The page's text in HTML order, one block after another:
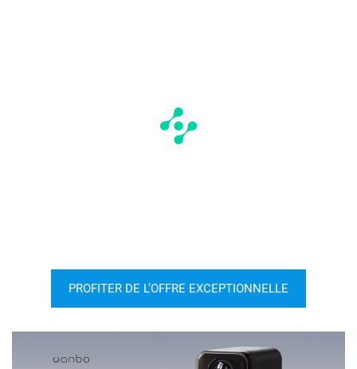
PROFITER DE L’OFFRE EXCEPTIONNELLE